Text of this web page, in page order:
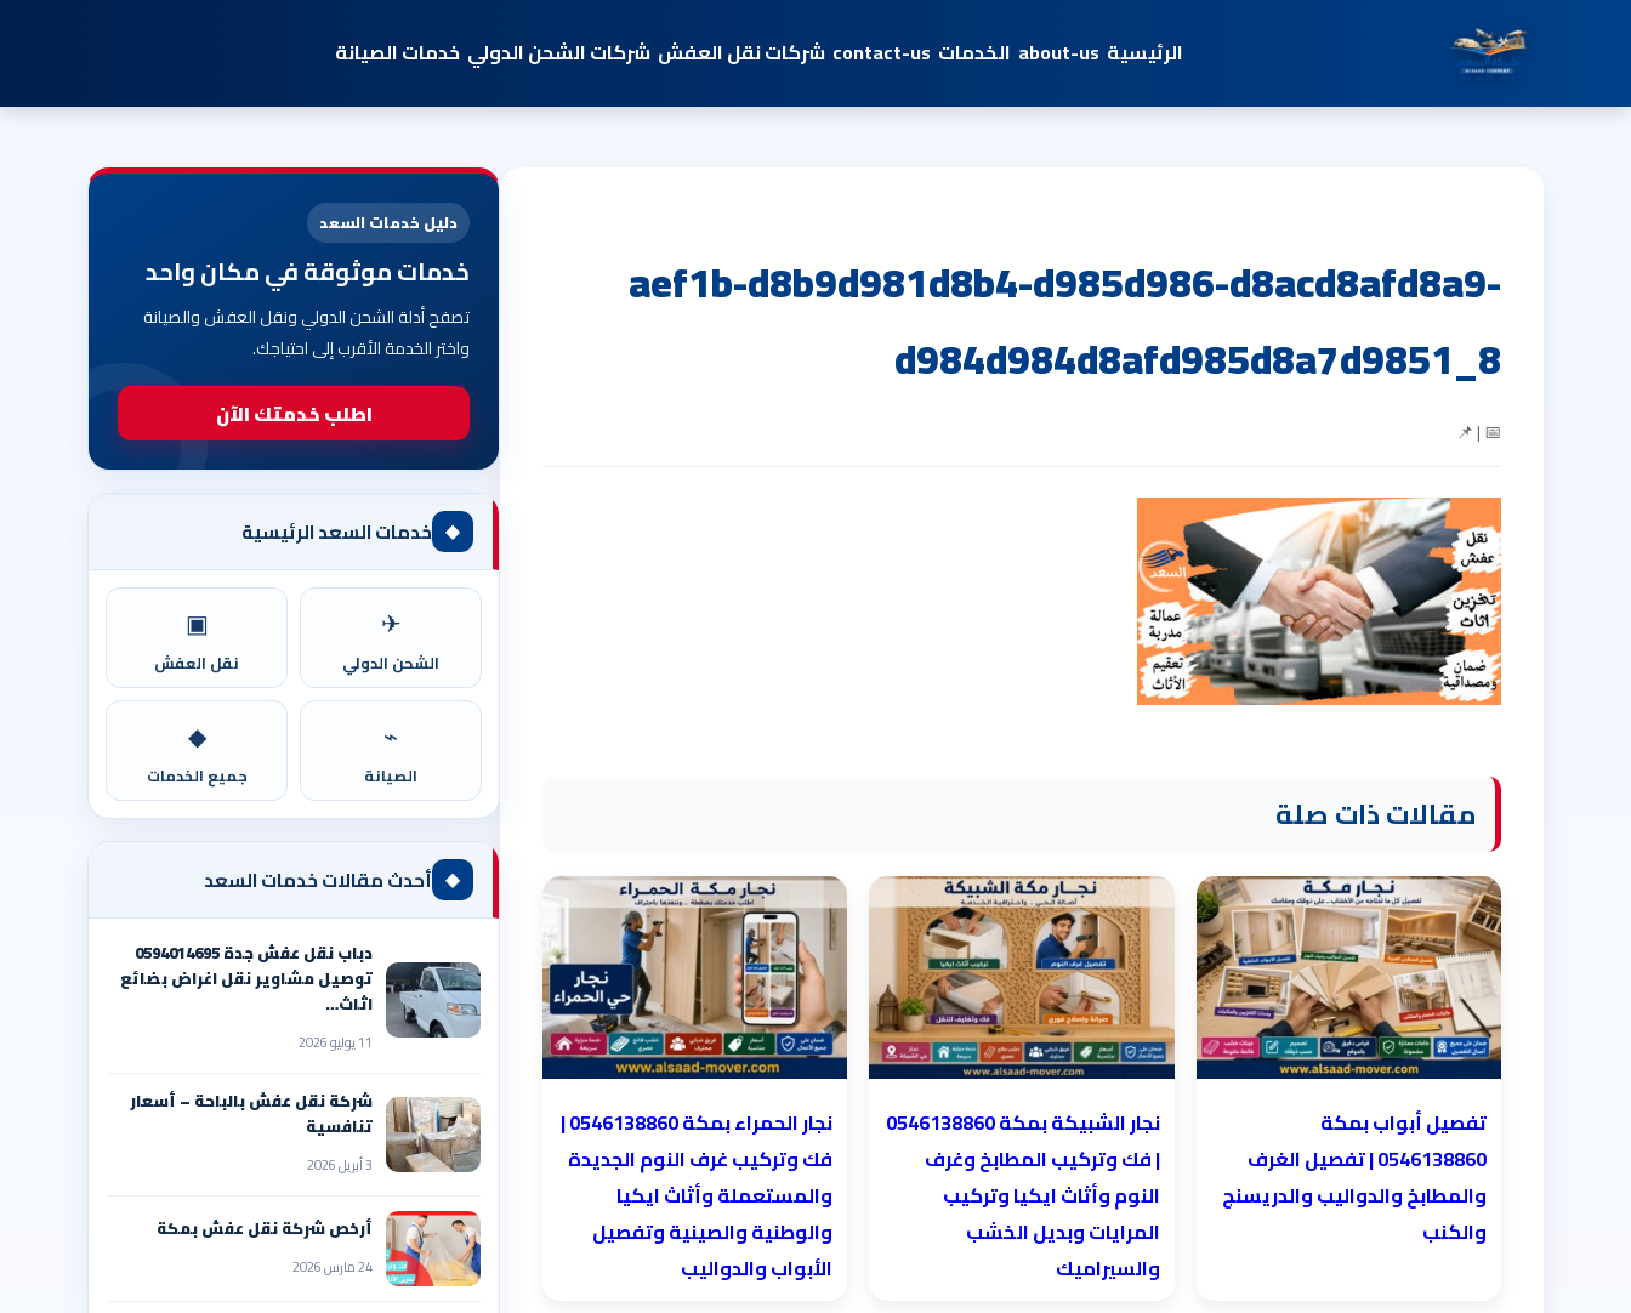
الرئيسية about-us الخدمات contact-us شركات نقل العفش شركات الشحن الدولي خدمات الصيانة
aef1b-d8b9d981d8b4-d985d986-d8acd8afd8a9-
d984d984d8afd985d8a7d9851_8
📅 | 📌
مقالات ذات صلة
تفصيل أبواب بمكة
0546138860 | تفصيل الغرف
والمطابخ والدواليب والدريسنج
والكنب
| فك وتركيب المطابخ وغرف
النوم وأثاث ايكيا وتركيب
المرايات وبديل الخشب
والسيراميك
نجار الحمراء بمكة 0546138860⁩ |
فك وتركيب غرف النوم الجديدة
والمستعملة وأثاث ايكيا
والوطنية والصينية وتفصيل
الأبواب والدواليب
دليل خدمات السعد
خدمات موثوقة في مكان واحد
تصفح أدلة الشحن الدولي ونقل العفش والصيانة
واختر الخدمة الأقرب إلى احتياجك.
اطلب خدمتك الآن
◆ خدمات السعد الرئيسية
✈
الشحن الدولي
▣
نقل العفش
⌁
الصيانة
◆
جميع الخدمات
◆ أحدث مقالات خدمات السعد
دباب نقل عفش جدة 0594014695
توصيل مشاوير نقل اغراض بضائع
اثاث…
11 يوليو 2026
شركة نقل عفش بالباحة – أسعار
تنافسية
3 أبريل 2026
أرخص شركة نقل عفش بمكة
24 مارس 2026